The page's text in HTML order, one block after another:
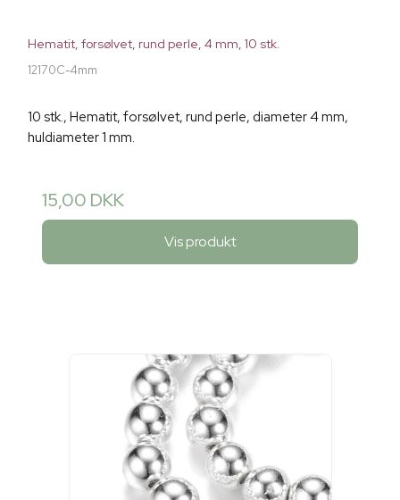
Hematit, forsølvet, rund perle, 4 mm, 10 stk.
12170C-4mm
10 stk., Hematit, forsølvet, rund perle, diameter 4 mm,
huldiameter 1 mm.
15,00 DKK
Vis produkt